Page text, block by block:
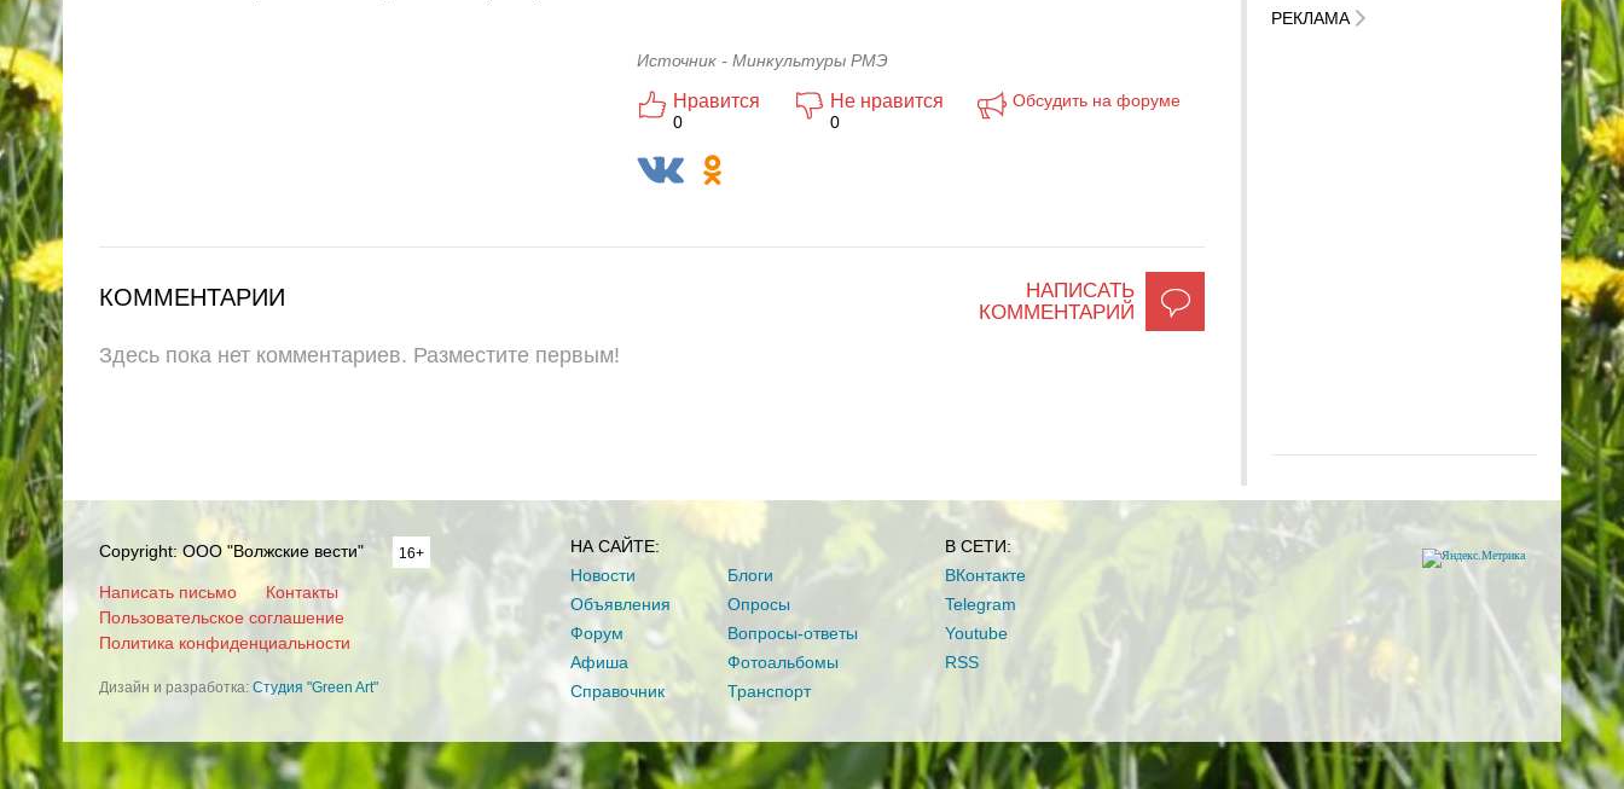
Источник - Минкультуры РМЭ
Нравится
0
Не нравится
0
Обсудить на форуме
НАПИСАТЬ
КОММЕНТАРИЙ
КОММЕНТАРИИ
Здесь пока нет комментариев. Разместите первым!
РЕКЛАМА
Copyright: ООО "Волжские вести" 16+
Написать письмо
Контакты
Пользовательское соглашение
Политика конфиденциальности
Дизайн и разработка: Студия "Green Art"
НА САЙТЕ:
Новости
Объявления
Форум
Афиша
Справочник
Блоги
Опросы
Вопросы-ответы
Фотоальбомы
Транспорт
В СЕТИ:
ВКонтакте
Telegram
Youtube
RSS